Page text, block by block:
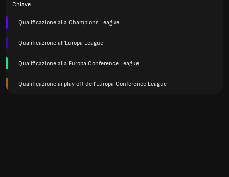
Chiave
Qualificazione alla Champions League
Qualificazione all'Europa League
Qualificazione alla Europa Conference League
Qualificazione ai play off dell'Europa Conference League